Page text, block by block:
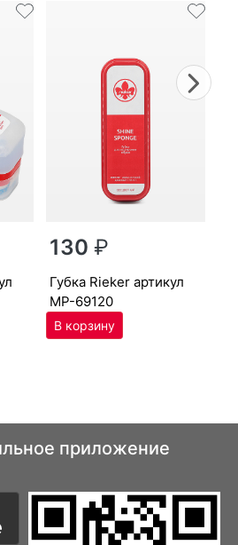
130₽
губ­ка Ri­eker артикул
MP-69120
приложение